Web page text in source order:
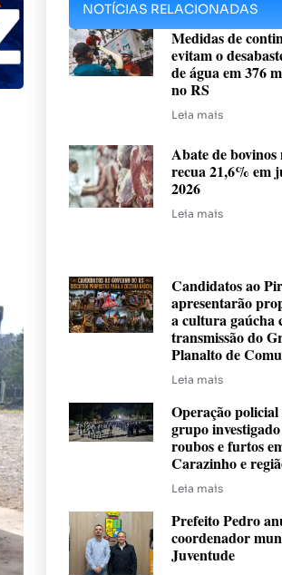
NOTÍCIAS RELACIONADAS
Medidas de
evitam o
de água em 376
no RS
Leia mais
Abate de
recua 21,6% em
2026
Leia mais
Candidatos ao
apresentarão
a cultura gaúcha
transmissão do
Planalto de
Leia mais
Operação
grupo
roubos e furtos
Carazinho e
Leia mais
Prefeito Pedro
coordenador
Juventude